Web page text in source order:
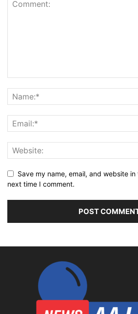
Save my name, email, and website
next time I comment.